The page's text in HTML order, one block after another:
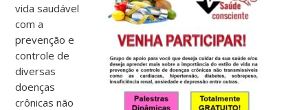
vida saudável
com a
prevenção e
controle de
diversas
doenças
crônicas não